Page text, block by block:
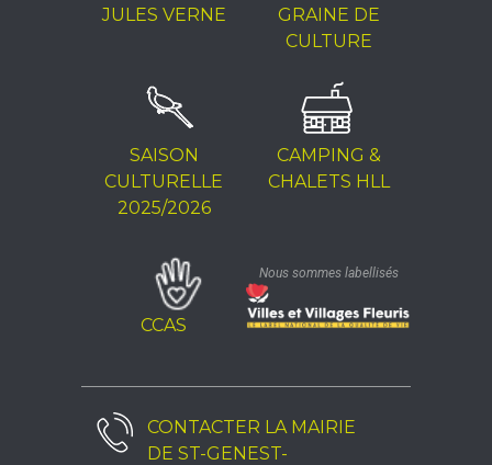
JULES VERNE
GRAINE DE
CULTURE
SAISON
CULTURELLE
2025/2026
CAMPING &
CHALETS HLL
CCAS
Nous sommes labellisés
CONTACTER LA MAIRIE
DE ST-GENEST-